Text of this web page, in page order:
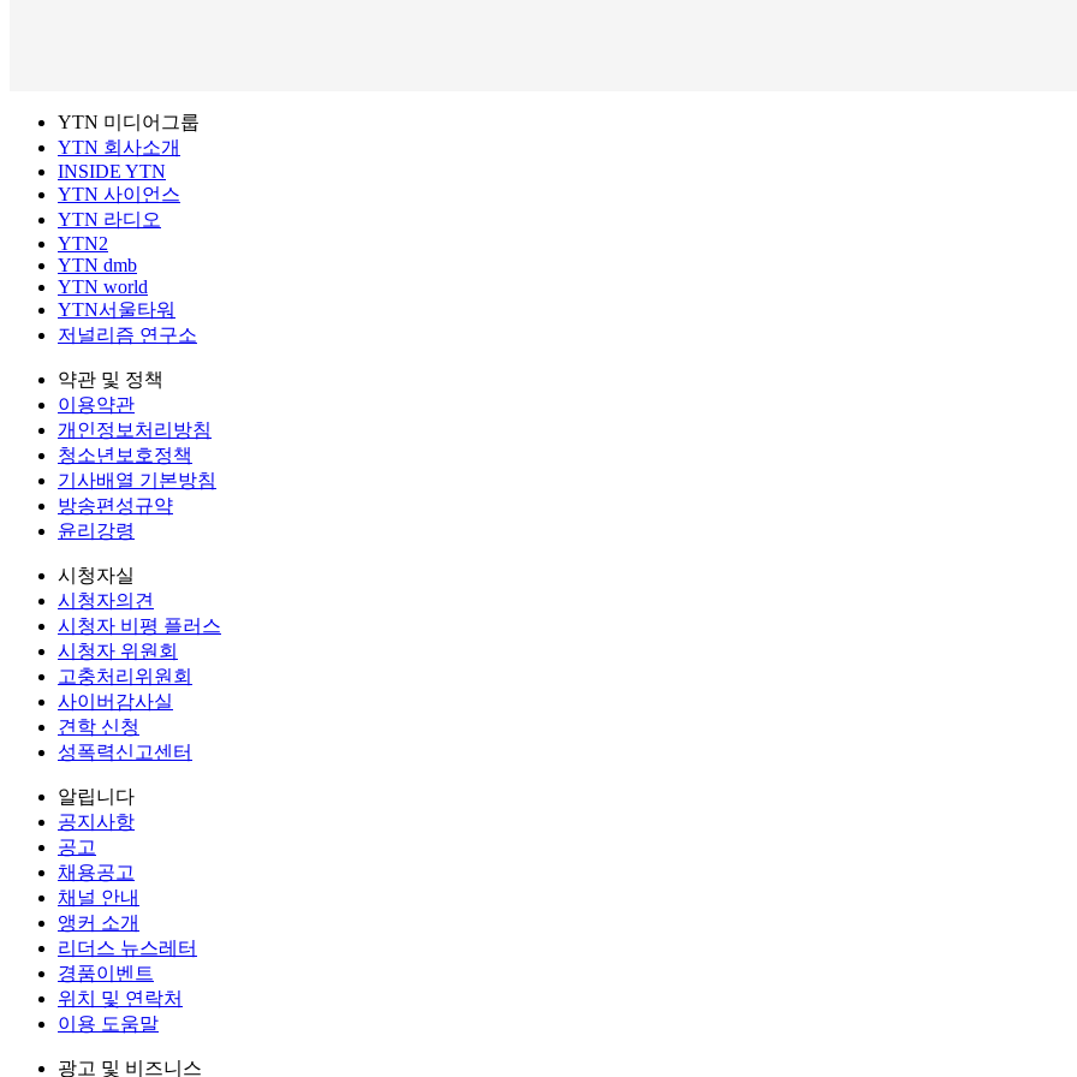
YTN 미디어그룹
YTN 회사소개
INSIDE YTN
YTN 사이언스
YTN 라디오
YTN2
YTN dmb
YTN world
YTN서울타워
저널리즘 연구소
약관 및 정책
이용약관
개인정보처리방침
청소년보호정책
기사배열 기본방침
방송편성규약
윤리강령
시청자실
시청자의견
시청자 비평 플러스
시청자 위원회
고충처리위원회
사이버감사실
견학 신청
성폭력신고센터
알립니다
공지사항
공고
채용공고
채널 안내
앵커 소개
리더스 뉴스레터
경품이벤트
위치 및 연락처
이용 도움말
광고 및 비즈니스